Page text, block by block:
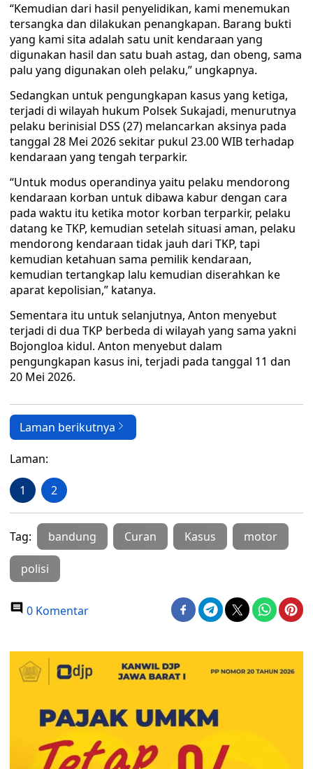
“Kemudian dari hasil penyelidikan, kami menemukan
tersangka dan dilakukan penangkapan. Barang bukti
yang kami sita adalah satu unit kendaraan yang
digunakan hasil dan satu buah astag, dan obeng, sama
palu yang digunakan oleh pelaku,” ungkapnya.
Sedangkan untuk pengungkapan kasus yang ketiga,
terjadi di wilayah hukum Polsek Sukajadi, menurutnya
pelaku berinisial DSS (27) melancarkan aksinya pada
tanggal 28 Mei 2026 sekitar pukul 23.00 WIB terhadap
kendaraan yang tengah terparkir.
“Untuk modus operandinya yaitu pelaku mendorong
kendaraan korban untuk dibawa kabur dengan cara
pada waktu itu ketika motor korban terparkir, pelaku
datang ke TKP, kemudian setelah situasi aman, pelaku
mendorong kendaraan tidak jauh dari TKP, tapi
kemudian ketahuan sama pemilik kendaraan,
kemudian tertangkap lalu kemudian diserahkan ke
aparat kepolisian,” katanya.
Sementara itu untuk selanjutnya, Anton menyebut
terjadi di dua TKP berbeda di wilayah yang sama yakni
Bojongloa kidul. Anton menyebut dalam
pengungkapan kasus ini, terjadi pada tanggal 11 dan
20 Mei 2026.
Laman berikutnya
Laman:
1 2
Tag: bandung Curan Kasus motor
polisi
0 Komentar